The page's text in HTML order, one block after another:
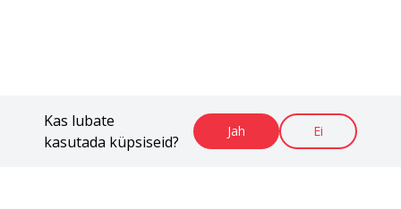
Kas lubate
kasutada küpsiseid?
Jah Ei